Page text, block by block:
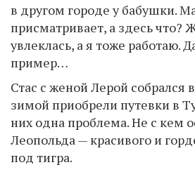
в другом городе у бабушки.
присматривает, а здесь что?
увлеклась, а я тоже работаю.
пример…
Стас с женой Лерой собрался
зимой приобрели путевки в
них одна проблема. Не с кем
Леопольда — красивого и
под тигра.